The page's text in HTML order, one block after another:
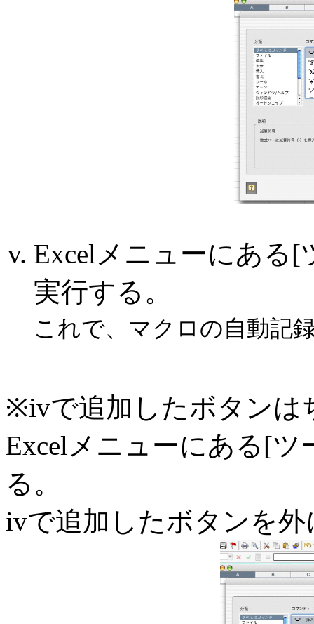
Excelメニューにある
実行する。
これで、マクロの自動記
※ivで追加したボタンは
Excelメニューにある[
る。
ivで追加したボタンを